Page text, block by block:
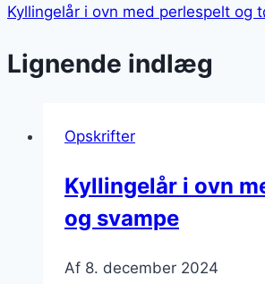
Kyllingelår i ovn med perlespelt og
Lignende indlæg
Opskrifter
Kyllingelår i ovn
og svampe
Af 8. december 2024